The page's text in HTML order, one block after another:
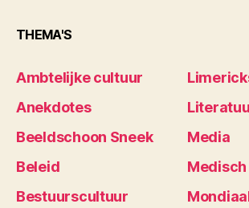
THEMA'S
Ambtelijke cultuur
Anekdotes
Beeldschoon Sneek
Beleid
Bestuurscultuur
Media
Medisch